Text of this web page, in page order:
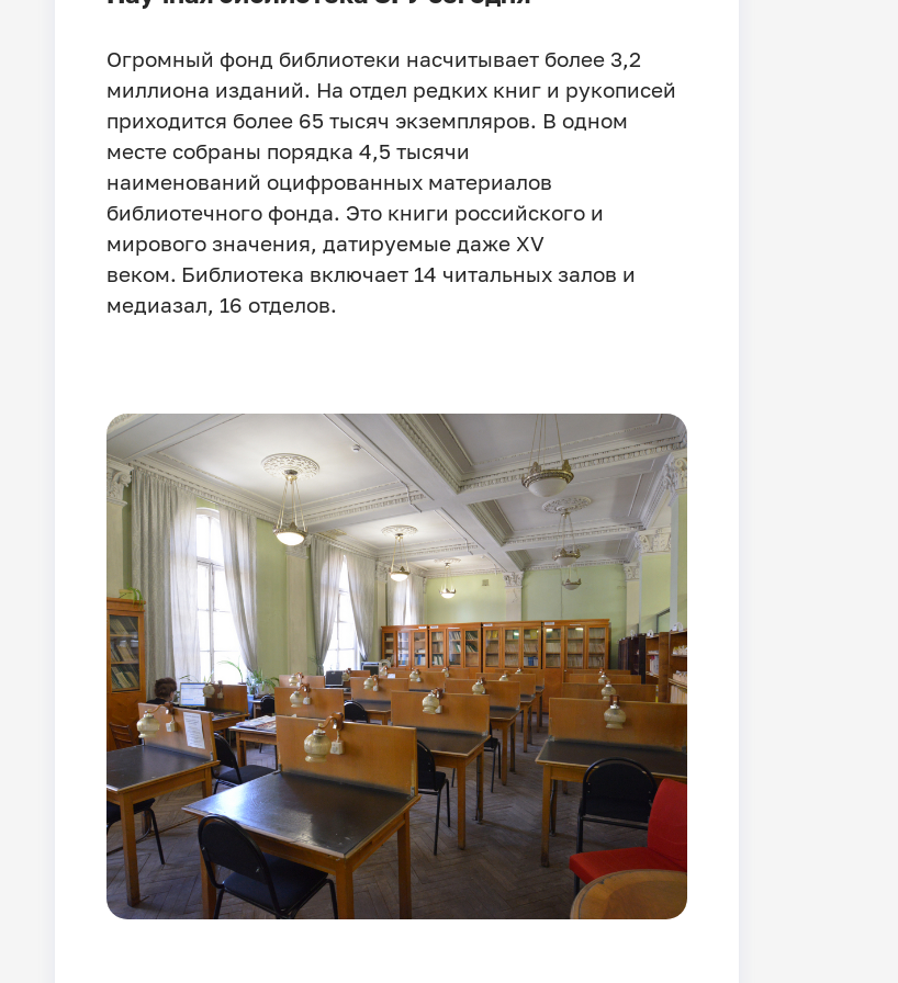
Огромный фонд библиотеки насчитывает более 3,2
миллиона изданий. На отдел редких книг и рукописей
приходится более 65 тысяч экземпляров. В одном
месте собраны порядка 4,5 тысячи
наименований оцифрованных материалов
библиотечного фонда. Это книги российского и
мирового значения, датируемые даже XV
веком. Библиотека включает 14 читальных залов и
медиазал, 16 отделов.